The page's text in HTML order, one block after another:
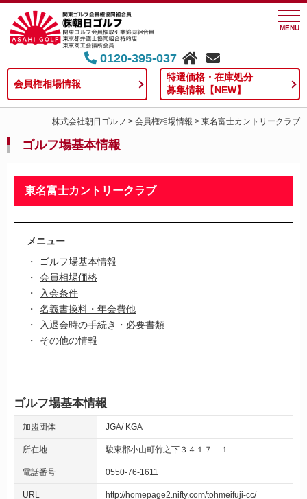
MENU
0120-395-037
会員権相場情報
特選価格・在庫処分
募集情報【NEW】
株式会社朝日ゴルフ > 会員権相場情報 > 東名富士カントリークラブ
ゴルフ場基本情報
東名富士カントリークラブ
メニュー
ゴルフ場基本情報
会員相場価格
入会条件
名義書換料・年会費他
入退会時の手続き・必要書類
その他の情報
ゴルフ場基本情報
加盟団体 JGA KGA
所在地 駿東郡小山町竹之下３４１７－１
電話番号 0550-76-1611
URL http://homepage2.nifty.com/tohmeifuji-cc/